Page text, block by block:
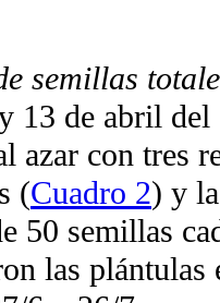
semillas
13 de abril
azar con tres
(Cuadro 2) y
50 semillas
las